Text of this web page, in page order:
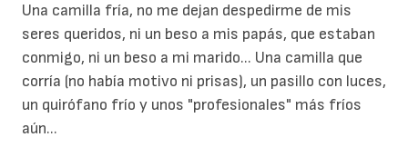
Una camilla fría, no me dejan despedirme de mis
seres queridos, ni un beso a mis papás, que estaban
conmigo, ni un beso a mi marido... Una camilla que
corría (no había motivo ni prisas), un pasillo con luces,
un quirófano frío y unos "profesionales" más fríos
aún...